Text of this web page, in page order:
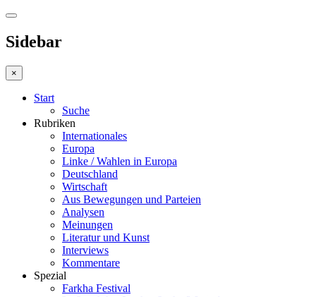
Sidebar
×
Start
Suche
Rubriken
Internationales
Europa
Linke / Wahlen in Europa
Deutschland
Wirtschaft
Aus Bewegungen und Parteien
Analysen
Meinungen
Literatur und Kunst
Interviews
Kommentare
Spezial
Farkha Festival